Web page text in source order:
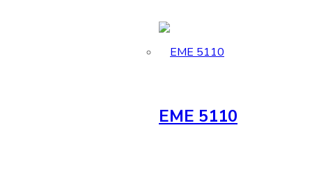
EME 5110